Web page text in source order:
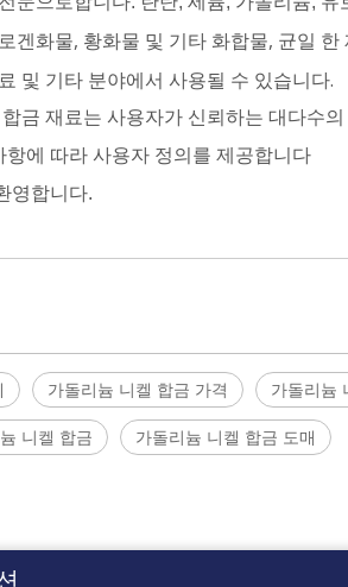
겐화물, 황화물 및 기타 화합물, 균일 한
및 기타 분야에서 사용될 수 있습니다.
금 재료는 사용자가 신뢰하는 대다수의
에 따라 사용자 정의를 제공합니다
영합니다.
가돌리늄 니켈 합금 가격 가돌리늄
니켈 합금 가돌리늄 니켈 합금 도매